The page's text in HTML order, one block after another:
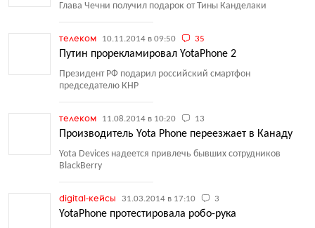
Глава Чечни получил подарок от Тины Канделаки
телеком 10.11.2014 в 09:50 35
Путин прорекламировал YotaPhone 2
Президент РФ подарил российский смартфон
председателю КНР
телеком 11.08.2014 в 10:20 13
Производитель Yota Phone переезжает в Канаду
Yota Devices надеется привлечь бывших сотрудников
BlackBerry
digital-кейсы 31.03.2014 в 17:10 3
YotaPhone протестировала робо-рука